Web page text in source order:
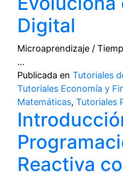
Digital
Microaprendizaje /
…
Publicada en Tutoriales
Tutoriales Economía y
Matemáticas, Tutoriales
Reactiva